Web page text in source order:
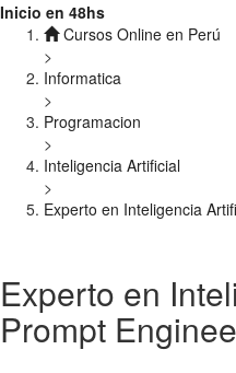
Inicio en 48hs
Cursos Online en Perú
>
Informatica
>
Programacion
>
Inteligencia Artificial
>
Experto en Inteligencia
Experto en
Prompt